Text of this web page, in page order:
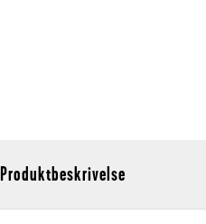
Produktbeskrivelse